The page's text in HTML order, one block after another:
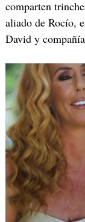
comparten
aliado de Rocío,
David y